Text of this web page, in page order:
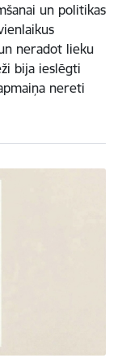
un politikas
neradot lieku
bija ieslēgti
nereti